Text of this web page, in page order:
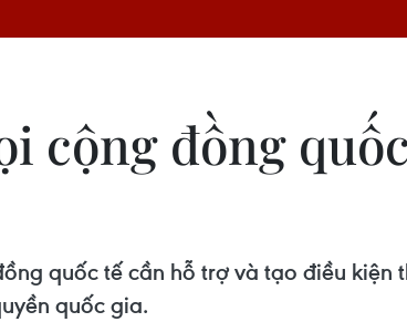
cộng đồng
quốc tế cần hỗ trợ và tạo điều
quốc gia.